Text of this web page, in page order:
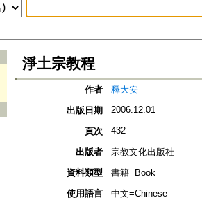
淨土宗教程
作者
釋大安
出版日期
2006.12.01
頁次 432
出版者
宗教文化出版社
資料類型
書籍=Book
使用語言
中文=Chinese